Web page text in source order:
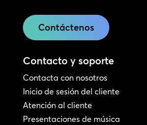
Contáctenos
Contacto y soporte
Contacta con nosotros
Inicio de sesión del cliente
Atención al cliente
Presentaciones de música